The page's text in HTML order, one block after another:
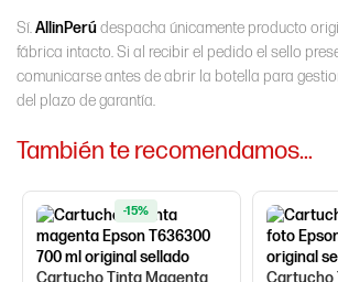
Sí.AllinPerúdespacha únicamente producto
fábrica intacto. Si al recibir el pedido el sello
comunicarse antes de abrir la botella para
del plazo de garantía.
También te recomendamos…
Cartucho Tinta Magenta
-15%
Cartucho